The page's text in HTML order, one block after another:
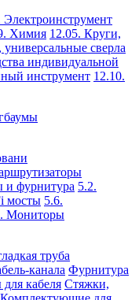
Электроинструмент
Химия 12.05. Круги,
сверла
индивидуальной
инструмент 12.10.
и фурнитура 5.2.
мосты 5.6.
Мониторы
труба
канала Фурнитура
кабеля Стяжки,